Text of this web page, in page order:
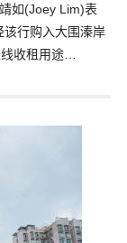
如(Joey Lim)表
行购入大围溱岸
收租用途…